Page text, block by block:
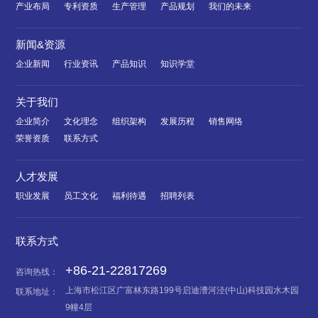
产业布局 专利资质 生产管理 产品规划 我们的未来
新闻&资源
企业新闻 行业资讯 产品知识 知识学堂
关于我们
企业简介 文化理念 组织架构 发展历程
销售网络
荣誉资质
联系方式
人才发展
职业发展 员工文化 福利待遇 招聘列表
联系方式
咨询热线： +86-21-22817269
联系地址：
上海市松江区广富林东路199号启迪漕河泾(中山)科技园水木园
9幢4层